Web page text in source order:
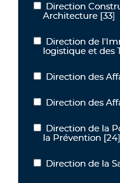
Direction Constructions
Direction
Architecture [33]
Direction de
Direction de
logistique et des
Direction des Affaires
Direction des
Direction des Affaires
Direction des
Direction de la Police
Direction de la
la Prévention [24]
Direction de la Santé
Direction de la